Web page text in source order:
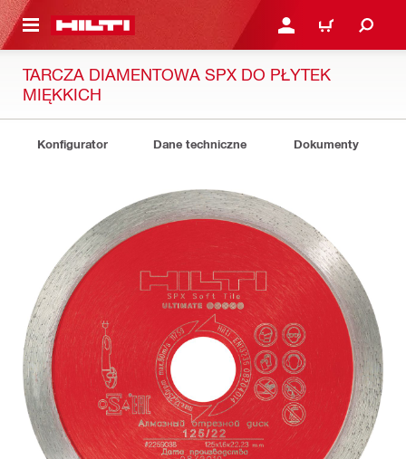
GŁÓWNEJ ZALOGUJ SIĘ LUB
KOSZYK
TARCZA DIAMENTOWA SPX DO PŁYTEK
MIĘKKICH
Konfigurator Dane techniczne Dokumenty